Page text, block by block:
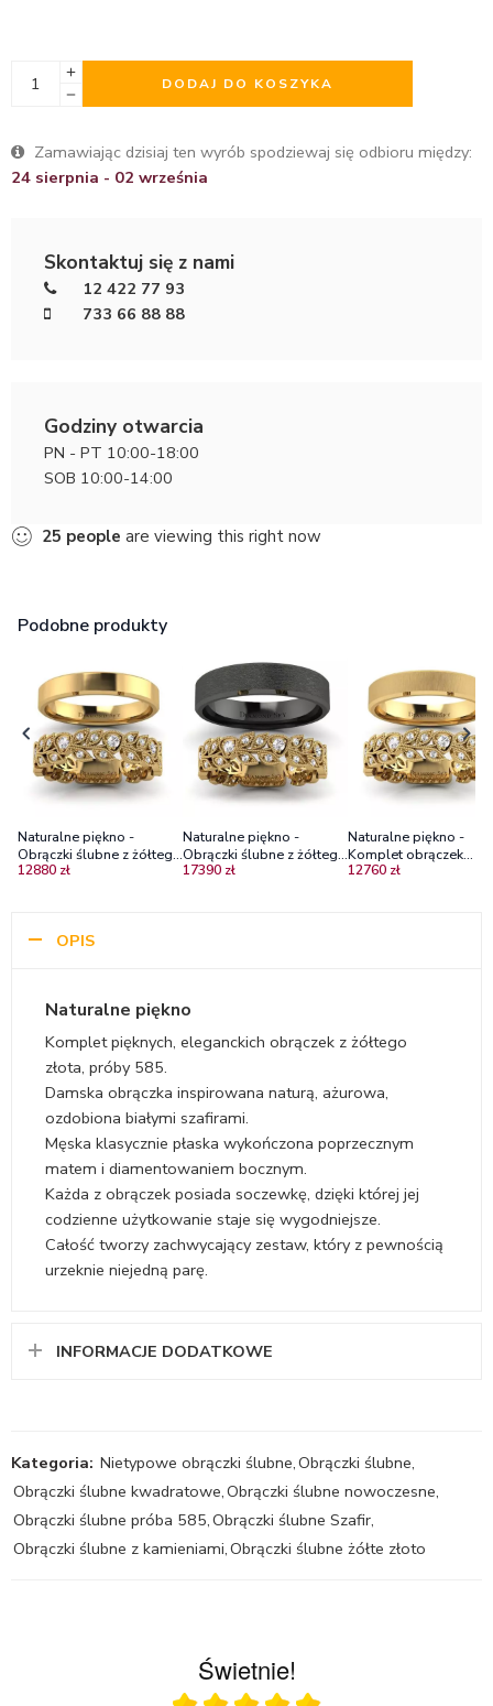
DODAJ DO KOSZYKA
Zamawiając dzisiaj ten wyrób spodziewaj się odbioru między:
24 sierpnia - 02 września
Skontaktuj się z nami
12 422 77 93
733 66 88 88
Godziny otwarcia
PN - PT 10:00-18:00
SOB 10:00-14:00
25 people are viewing this right now
Podobne produkty
Naturalne piękno -
Obrączki ślubne z żółtego
złota z białymi szafirami
12880 zł
Naturalne piękno -
Obrączki ślubne z żółtego
i czarnego złota z białymi
17390 zł
Naturalne piękno -
Komplet obrączek
ślubnych z żółtego
12760 zł
OPIS
Naturalne piękno
Komplet pięknych, eleganckich obrączek z żółtego
złota, próby 585.
Damska obrączka inspirowana naturą, ażurowa,
ozdobiona białymi szafirami.
Męska klasycznie płaska wykończona poprzecznym
matem i diamentowaniem bocznym.
Każda z obrączek posiada soczewkę, dzięki której jej
codzienne użytkowanie staje się wygodniejsze.
Całość tworzy zachwycający zestaw, który z pewnością
urzeknie niejedną parę.
INFORMACJE DODATKOWE
Kategoria: Nietypowe obrączki ślubne,Obrączki ślubne,
Obrączki ślubne kwadratowe,Obrączki ślubne nowoczesne,
Obrączki ślubne próba 585,Obrączki ślubne Szafir,
Obrączki ślubne z kamieniami,Obrączki ślubne żółte złoto
Świetnie!